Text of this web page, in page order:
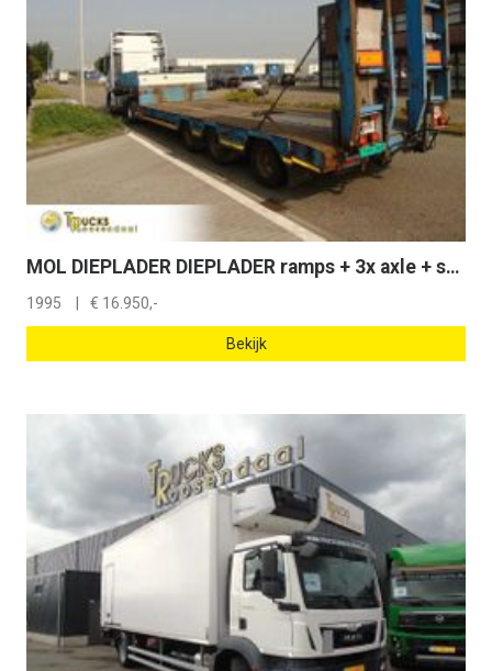
MOL DIEPLADER DIEPLADER ramps + 3x axle + steering
1995 € 16.950,-
Bekijk